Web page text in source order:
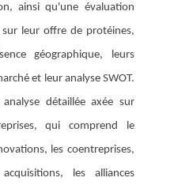
ainsi qu'une évaluation
leur offre de protéines,
géographique, leurs
et leur analyse SWOT.
détaillée axée sur
qui comprend le
les coentreprises,
les alliances